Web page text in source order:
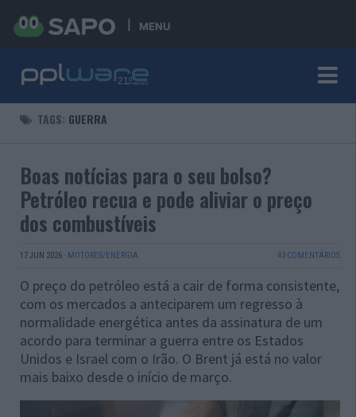
MENU
TAGS: GUERRA
Boas notícias para o seu bolso?
Petróleo recua e pode aliviar o preço
dos combustíveis
17 JUN 2026 · MOTORES/ENERGIA 43 COMENTÁRIOS
O preço do petróleo está a cair de forma consistente,
com os mercados a anteciparem um regresso à
normalidade energética antes da assinatura de um
acordo para terminar a guerra entre os Estados
Unidos e Israel com o Irão. O Brent já está no valor
mais baixo desde o início de março.